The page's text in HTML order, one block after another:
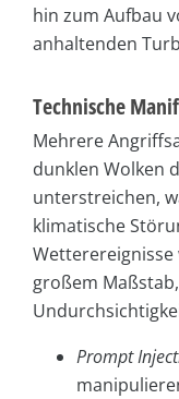
hin zum Aufbau
anhaltenden
Technische
Mehrere
dunklen Wolken
unterstreichen,
klimatische
Wetterereignisse
großem
Prompt